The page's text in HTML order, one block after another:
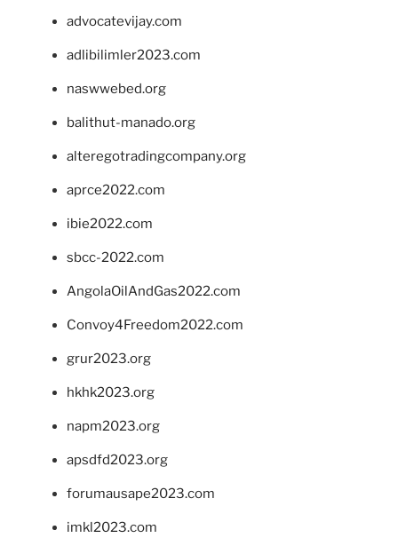
advocatevijay.com
adlibilimler2023.com
naswwebed.org
balithut-manado.org
alteregotradingcompany.org
aprce2022.com
ibie2022.com
sbcc-2022.com
AngolaOilAndGas2022.com
Convoy4Freedom2022.com
grur2023.org
hkhk2023.org
napm2023.org
apsdfd2023.org
forumausape2023.com
imkl2023.com